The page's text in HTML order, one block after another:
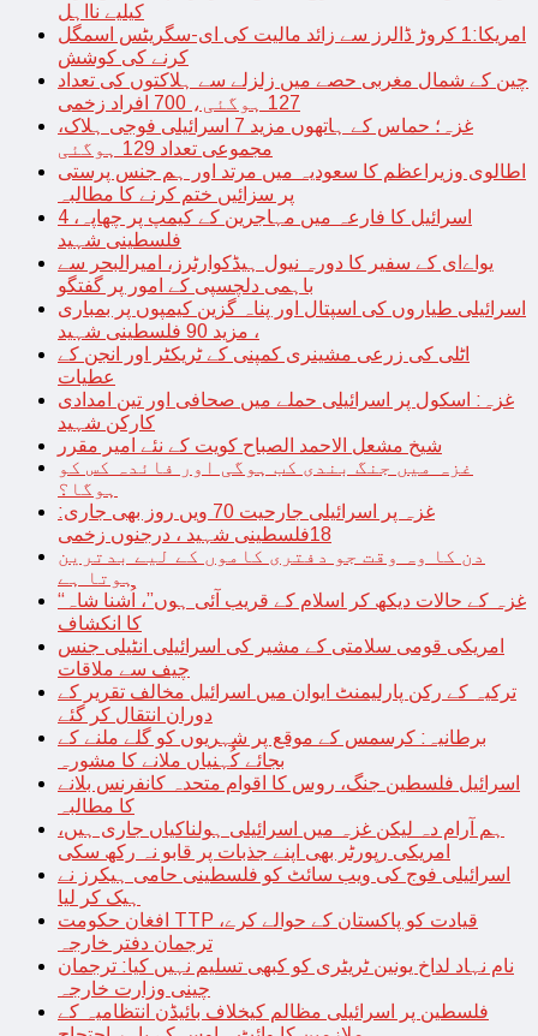
کیلیے نااہل
امریکا:1 کروڑ ڈالرز سے زائد مالیت کی ای-سگریٹس اسمگل
کرنے کی کوشش
چین کے شمال مغربی حصے میں زلزلے سے ہلاکتوں کی تعداد
127 ہوگئی، 700 افراد زخمی
غزہ؛ حماس کے ہاتھوں مزید 7 اسرائیلی فوجی ہلاک،
مجموعی تعداد 129 ہوگئی
اطالوی وزیراعظم کا سعودیہ میں مرتد اور ہم جنس پرستی
پر سزائیں ختم کرنے کا مطالبہ
اسرائیل کا فارعہ میں مہاجرین کے کیمپ پر چھاپہ، 4
فلسطینی شہید
یواےای کے سفیر کا دورہ نیول ہیڈکوارٹرز، امیرالبحر سے
باہمی دلچسپی کے امور پر گفتگو
اسرائیلی طیاروں کی اسپتال اور پناہ گزین کیمپوں پر بمباری
، مزید 90 فلسطینی شہید
اٹلی کی زرعی مشینری کمپنی کے ٹریکٹر اور انجن کے
عطیات
غزہ: اسکول پر اسرائیلی حملے میں صحافی اور تین امدادی
کارکن شہید
شیخ مشعل الاحمد الصباح کویت کے نئے امیر مقرر
غزہ میں جنگ بندی کب ہوگی اور فائدہ کس کو
ہوگا؟
غزہ پر اسرائیلی جارحیت 70 ویں روز بھی جاری:
18فلسطینی شہید ، درجنوں زخمی
دن کا وہ وقت جو دفتری کاموں کے لیے بدترین
ہوتا ہے
“غزہ کے حالات دیکھ کر اسلام کے قریب آئی ہوں”، اُشنا شاہ
کا انکشاف
امریکی قومی سلامتی کے مشیر کی اسرائیلی انٹیلی جنس
چیف سے ملاقات
ترکیہ کے رکن پارلیمنٹ ایوان میں اسرائیل مخالف تقریر کے
دوران انتقال کر گئے
برطانیہ: کرسمس کے موقع پر شہریوں کو گلے ملنے کے
بجائے کُہنیاں ملانے کا مشورہ
اسرائیل فلسطین جنگ، روس کا اقوام متحدہ کانفرنس بلانے
کا مطالبہ
ہم آرام دہ لیکن غزہ میں اسرائیلی ہولناکیاں جاری ہیں،
امریکی رپورٹر بھی اپنے جذبات پر قابو نہ رکھ سکی
اسرائیلی فوج کی ویب سائٹ کو فلسطینی حامی ہیکرز نے
ہیک کر لیا
افغان حکومت TTP قیادت کو پاکستان کے حوالے کرے،
ترجمان دفتر خارجہ
نام نہاد لداخ یونین ٹریٹری کو کبھی تسلیم نہیں کیا: ترجمان
چینی وزارت خارجہ
فلسطین پر اسرائیلی مظالم کیخلاف بائیڈن انتظامیہ کے